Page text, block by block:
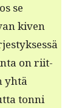
se
kiv­en
on riit­
yhtä
ton­ni